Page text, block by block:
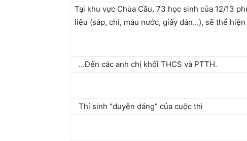
Tại khu vực Chùa Cầu, 73 học sinh của 12/13
liệu (sáp, chì, màu nước, giấy dán…), sẽ thể
…Đến các anh chị khối THCS và PTTH.
Thí sinh “duyên dáng” của cuộc thi